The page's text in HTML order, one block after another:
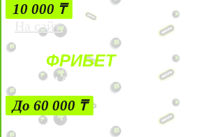
10 000 ₸
На сайт
ФРИБЕТ
ЗА ДЕПОЗИТЫ
До 60 000 ₸